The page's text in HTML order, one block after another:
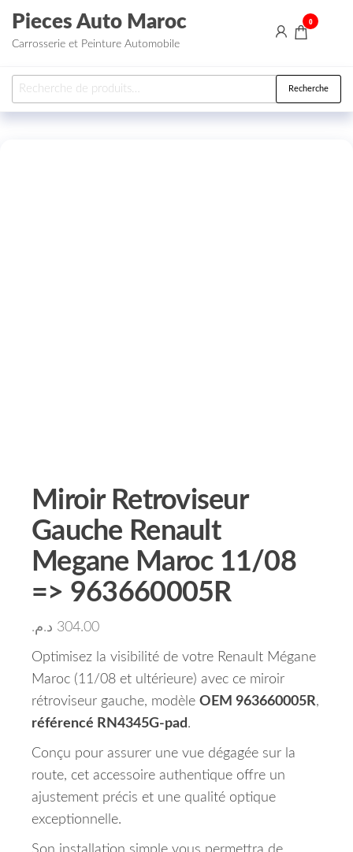
Aller au contenu
Pieces Auto Maroc
Carrosserie et Peinture Automobile
0
Recherche pour : Recherche
Miroir Retroviseur
Gauche Renault
Megane Maroc 11/08
=> 963660005R
304.00 د.م.
Optimisez la visibilité de votre Renault Mégane
Maroc (11/08 et ultérieure) avec ce miroir
rétroviseur gauche, modèle OEM 963660005R,
référencé RN4345G-pad.
Conçu pour assurer une vue dégagée sur la
route, cet accessoire authentique offre un
ajustement précis et une qualité optique
exceptionnelle.